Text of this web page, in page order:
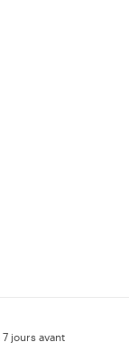
jours avant